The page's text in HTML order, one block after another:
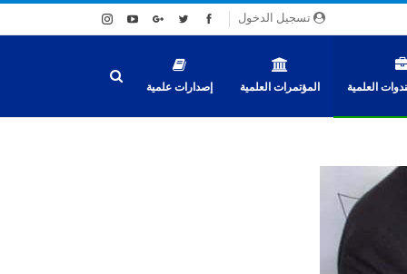
تسجيل الدخول
العلمية المؤتمرات العلمية إصدارات علمية